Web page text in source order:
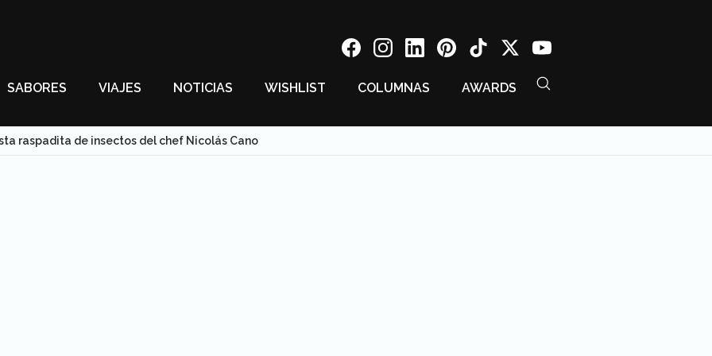
SABORES VIAJES NOTICIAS WISHLIST COLUMNAS AWARDS
raspadita de insectos del chef Nicolás Cano